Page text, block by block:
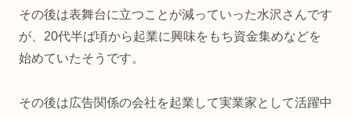
その後は表舞台に立つことが減っていった水沢さんです
が、20代半ば頃から起業に興味をもち資金集めなどを
始めていたそうです。
その後は広告関係の会社を起業して実業家として活躍中